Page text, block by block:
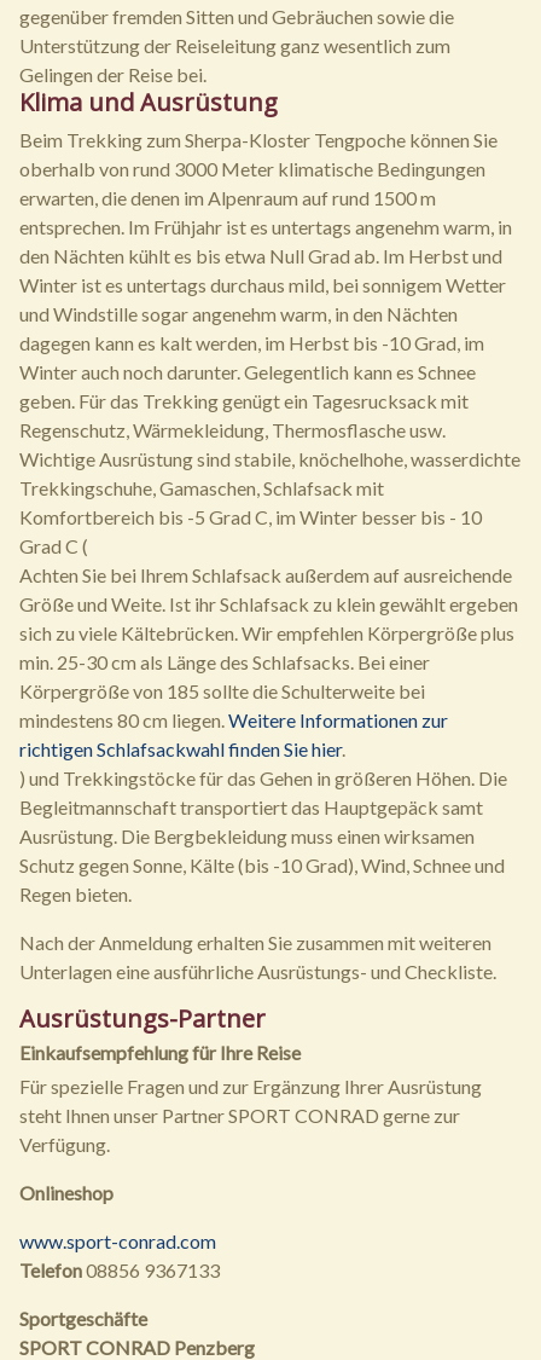
gegenüber fremden Sitten und Gebräuchen sowie die
Unterstützung der Reiseleitung ganz wesentlich zum
Gelingen der Reise bei.
Klima und Ausrüstung
Beim Trekking zum Sherpa-Kloster Tengpoche können Sie
oberhalb von rund 3000 Meter klimatische Bedingungen
erwarten, die denen im Alpenraum auf rund 1500 m
entsprechen. Im Frühjahr ist es untertags angenehm warm, in
den Nächten kühlt es bis etwa Null Grad ab. Im Herbst und
Winter ist es untertags durchaus mild, bei sonnigem Wetter
und Windstille sogar angenehm warm, in den Nächten
dagegen kann es kalt werden, im Herbst bis -10 Grad, im
Winter auch noch darunter. Gelegentlich kann es Schnee
geben. Für das Trekking genügt ein Tagesrucksack mit
Regenschutz, Wärmekleidung, Thermosflasche usw.
Wichtige Ausrüstung sind stabile, knöchelhohe, wasserdichte
Trekkingschuhe, Gamaschen, Schlafsack mit
Komfortbereich bis -5 Grad C, im Winter besser bis - 10
Grad C (
Achten Sie bei Ihrem Schlafsack außerdem auf ausreichende
Größe und Weite. Ist ihr Schlafsack zu klein gewählt ergeben
sich zu viele Kältebrücken. Wir empfehlen Körpergröße plus
min. 25-30 cm als Länge des Schlafsacks. Bei einer
Körpergröße von 185 sollte die Schulterweite bei
mindestens 80 cm liegen.Weitere Informationen zur
richtigen Schlafsackwahl finden Sie hier.
) und Trekkingstöcke für das Gehen in größeren Höhen. Die
Begleitmannschaft transportiert das Hauptgepäck samt
Ausrüstung. Die Bergbekleidung muss einen wirksamen
Schutz gegen Sonne, Kälte (bis -10 Grad), Wind, Schnee und
Regen bieten.
Nach der Anmeldung erhalten Sie zusammen mit weiteren
Unterlagen eine ausführliche Ausrüstungs- und Checkliste.
Ausrüstungs-Partner
Einkaufsempfehlung für Ihre Reise
Für spezielle Fragen und zur Ergänzung Ihrer Ausrüstung
steht Ihnen unser Partner SPORT CONRAD gerne zur
Verfügung.
Onlineshop
www.sport-conrad.com
Telefon08856 9367133
Sportgeschäfte
SPORT CONRAD Penzberg